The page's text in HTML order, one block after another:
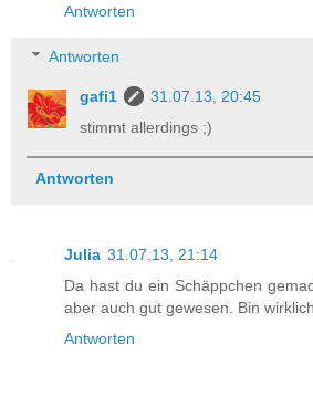
Antworten
Antworten
gafi1
31.07.13, 20:45
stimmt allerdings ;)
Antworten
Julia 31.07.13, 21:14
Da hast du ein Schäppchen
aber auch gut gewesen. Bin
Antworten